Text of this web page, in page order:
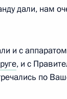
дали, нам
и с
, и с
по